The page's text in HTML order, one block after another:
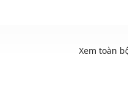
Xem toàn